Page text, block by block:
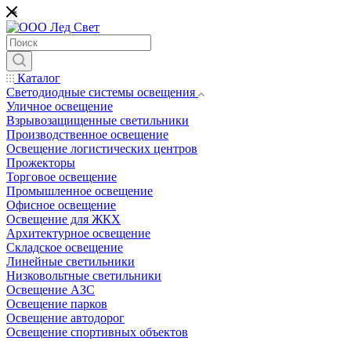
Каталог
Светодиодные системы освещения
Уличное освещение
Взрывозащищенные светильники
Производственное освещение
Освещение логистических центров
Прожекторы
Торговое освещение
Промышленное освещение
Офисное освещение
Освещение для ЖКХ
Архитектурное освещение
Складское освещение
Линейные светильники
Низковольтные светильники
Освещение АЗС
Освещение парков
Освещение автодорог
Освещение спортивных объектов
*